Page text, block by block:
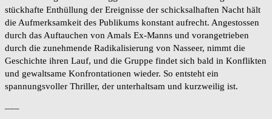
stückhafte Enthüllung der Ereignisse der schicksalhaften Nacht hält
die Aufmerksamkeit des Publikums konstant aufrecht. Angestossen
durch das Auftauchen von Amals Ex-Manns und vorangetrieben
durch die zunehmende Radikalisierung von Nasseer, nimmt die
Geschichte ihren Lauf, und die Gruppe findet sich bald in Konflikten
und gewaltsame Konfrontationen wieder. So entsteht ein
spannungsvoller Thriller, der unterhaltsam und kurzweilig ist.
–––